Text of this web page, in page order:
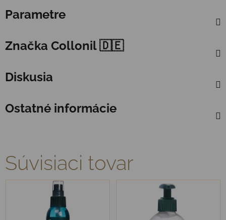
Parametre
Značka Collonil 🇩🇪
Diskusia
Ostatné informácie
Súvisiaci tovar